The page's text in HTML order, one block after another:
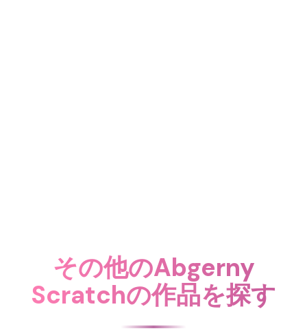
その他のAbgerny
Scratchの作品を探す